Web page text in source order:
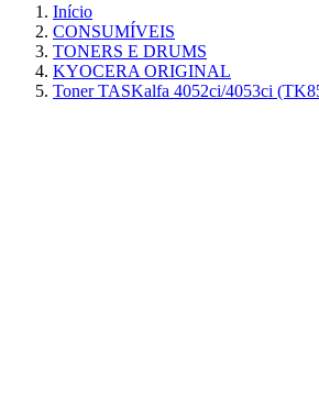
Início
CONSUMÍVEIS
TONERS E DRUMS
KYOCERA ORIGINAL
Toner TASKalfa 4052ci/4053ci